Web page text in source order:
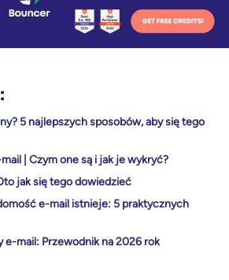
5 najlepszych sposobów, aby się tego
| Czym one są i jak je wykryć?
jak się tego dowiedzieć
e-mail istnieje: 5 praktycznych
e-mail: Przewodnik na 2026 rok